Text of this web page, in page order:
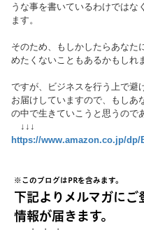
うな事を書いているわけではな
ます。
そのため、もしかしたらあなた
めたくないこともあるかもしれ
ですが、ビジネスを行う上で避
お届けしていますので、もしあ
の中で生きていこうと思うので
↓↓↓
https://www.amazon.co.jp/dp/
※このブログはPRを含みます。
下記よりメルマガに
情報が届きます。